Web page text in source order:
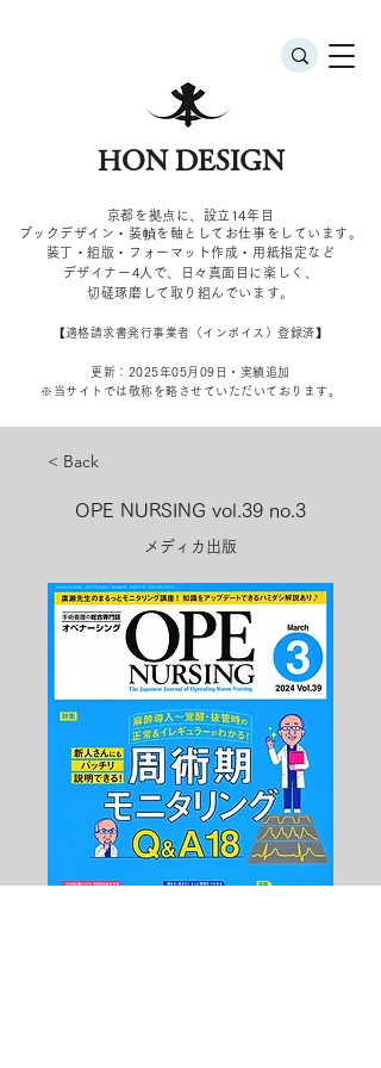
HON DESIGN
京都を拠点に、設立14年目
ブックデザイン・装幀を軸としてお仕事をしています。
装丁・組版・フォーマット作成・用紙指定など
デザイナー4 人で、日々真面目に楽しく、
切磋琢磨して取り組んでいます。
​【適格請求書発行事業者（インボイス）登録済】
更新：2025年05 月09 日・実績追加
​※当サイトでは敬称を 略させていただいております。
< Back
OPE NURSING vol.39 no.3
メディカ出版